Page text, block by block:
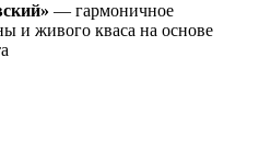
— гармоничное
и живого кваса на основе